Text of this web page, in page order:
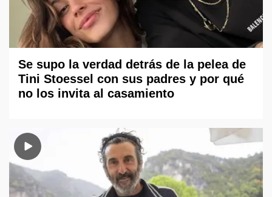
Se supo la verdad detrás de la pelea de
Tini Stoessel con sus padres y por qué
no los invita al casamiento